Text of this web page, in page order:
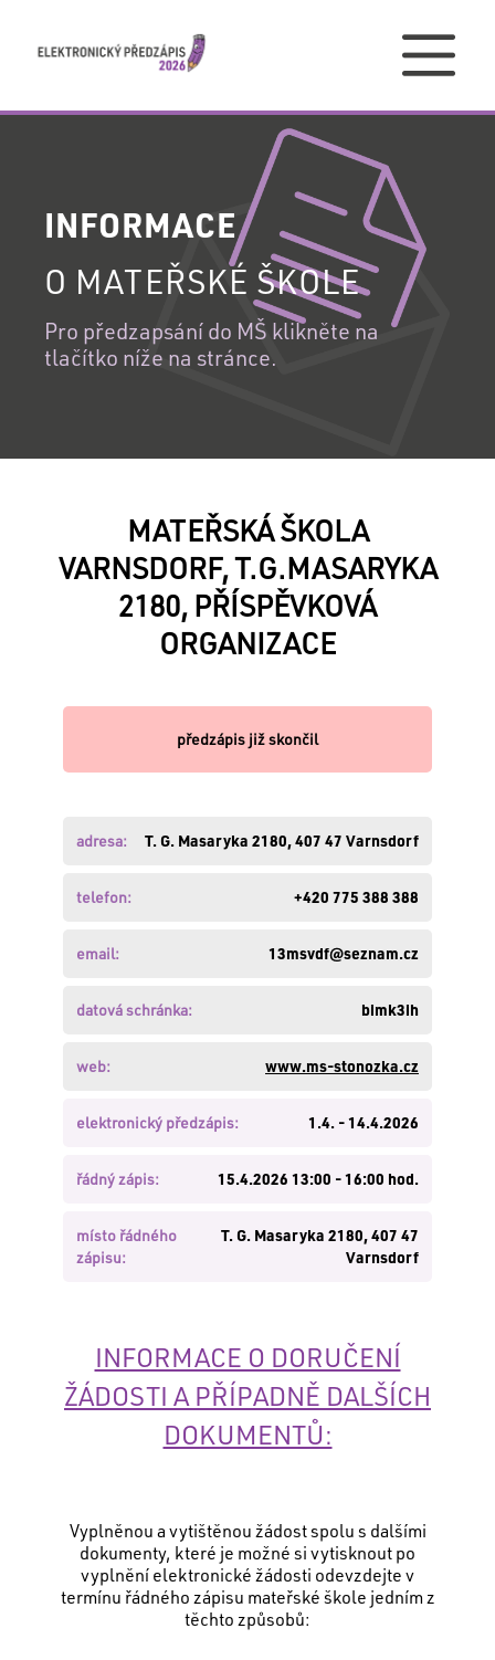
INFORMACE
O MATEŘSKÉ ŠKOLE
Pro předzapsání do MŠ klikněte na
tlačítko níže na stránce.
MATEŘSKÁ ŠKOLA
VARNSDORF, T.G.MASARYKA
2180, PŘÍSPĚVKOVÁ
ORGANIZACE
předzápis již skončil
adresa: T. G. Masaryka 2180, 407 47 Varnsdorf
telefon: +420 775 388 388
email: 13msvdf@seznam.cz
datová schránka: bimk3ih
web: www.ms-stonozka.cz
elektronický předzápis: 1.4. - 14.4.2026
řádný zápis: 15.4.2026 13:00 - 16:00 hod.
místo řádného
zápisu:
T. G. Masaryka 2180, 407 47
Varnsdorf
INFORMACE O DORUČENÍ
ŽÁDOSTI A PŘÍPADNĚ DALŠÍCH
DOKUMENTŮ:
Vyplněnou a vytištěnou žádost spolu s dalšími
dokumenty, které je možné si vytisknout po
vyplnění elektronické žádosti odevzdejte v
termínu řádného zápisu mateřské škole jedním z
těchto způsobů:
PŘIHLÁŠENÍ
DO
VAŠEHO
ÚČTU
PŘIHLÁSIT
PŘIHLÁŠENÍ
REGISTRACE